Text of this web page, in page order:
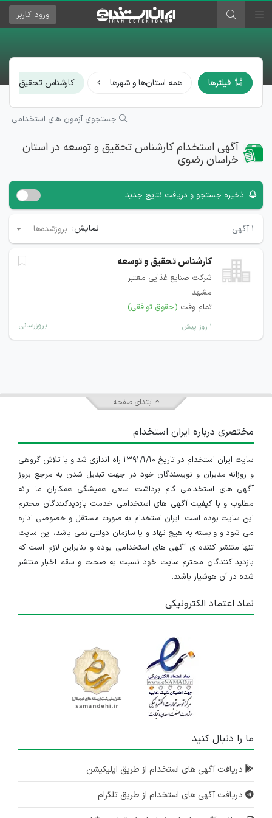
ورود کاربر
فیلترها همه استان‌ها و شهرها کارشناس تحقیق و
جستجوی آزمون های استخدامی
آگهی استخدام کارشناس تحقیق و توسعه در استان
خراسان رضوی
ذخیره جستجو و دریافت نتایج جدید
۱ آگهی نمایش: بروزشده‌ها
کارشناس تحقیق و توسعه
شرکت صنایع غذایی معتبر
مشهد
تمام وقت (حقوق توافقی)
۱ روز پیش بروزرسانی
ابتدای صفحه
مختصری درباره ایران استخدام
سایت ایران استخدام در تاریخ ۱۳۹۱/۱/۱۰ راه اندازی شد و با تلاش گروهی
و روزانه مدیران و نویسندگان خود در جهت تبدیل شدن به مرجع بروز
آگهی های استخدامی گام برداشت. سعی همیشگی همکاران ما ارائه
مطلوب و با کیفیت آگهی های استخدامی خدمت بازدیدکنندگان محترم
این سایت بوده است. ایران استخدام به صورت مستقل و خصوصی اداره
می شود و وابسته به هیچ نهاد و یا سازمان دولتی نمی باشد، این سایت
تنها منتشر کننده ی آگهی های استخدامی بوده و بنابراین لازم است که
بازدید کنندگان محترم سایت خود نسبت به صحت و سقم اخبار منتشر
شده در آن هوشیار باشند.
نماد اعتماد الکترونیکی
ما را دنبال کنید
دریافت آگهی های استخدام از طریق اپلیکیشن
دریافت آگهی های استخدام از طریق تلگرام